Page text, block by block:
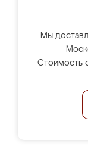
Мы
Стоимость